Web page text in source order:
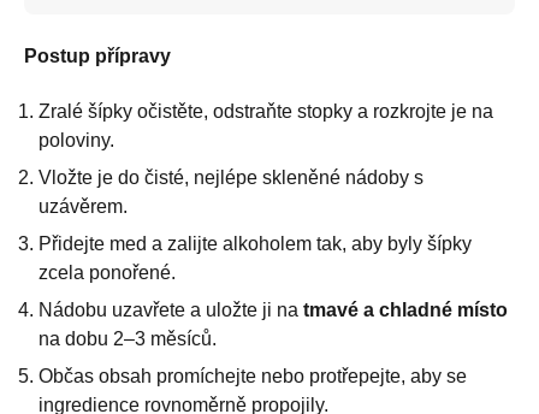
Postup přípravy
Zralé šípky očistěte, odstraňte stopky a rozkrojte je na
poloviny.
Vložte je do čisté, nejlépe skleněné nádoby s
uzávěrem.
Přidejte med a zalijte alkoholem tak, aby byly šípky
zcela ponořené.
Nádobu uzavřete a uložte ji na tmavé a chladné místo
na dobu 2–3 měsíců.
Občas obsah promíchejte nebo protřepejte, aby se
ingredience rovnoměrně propojily.